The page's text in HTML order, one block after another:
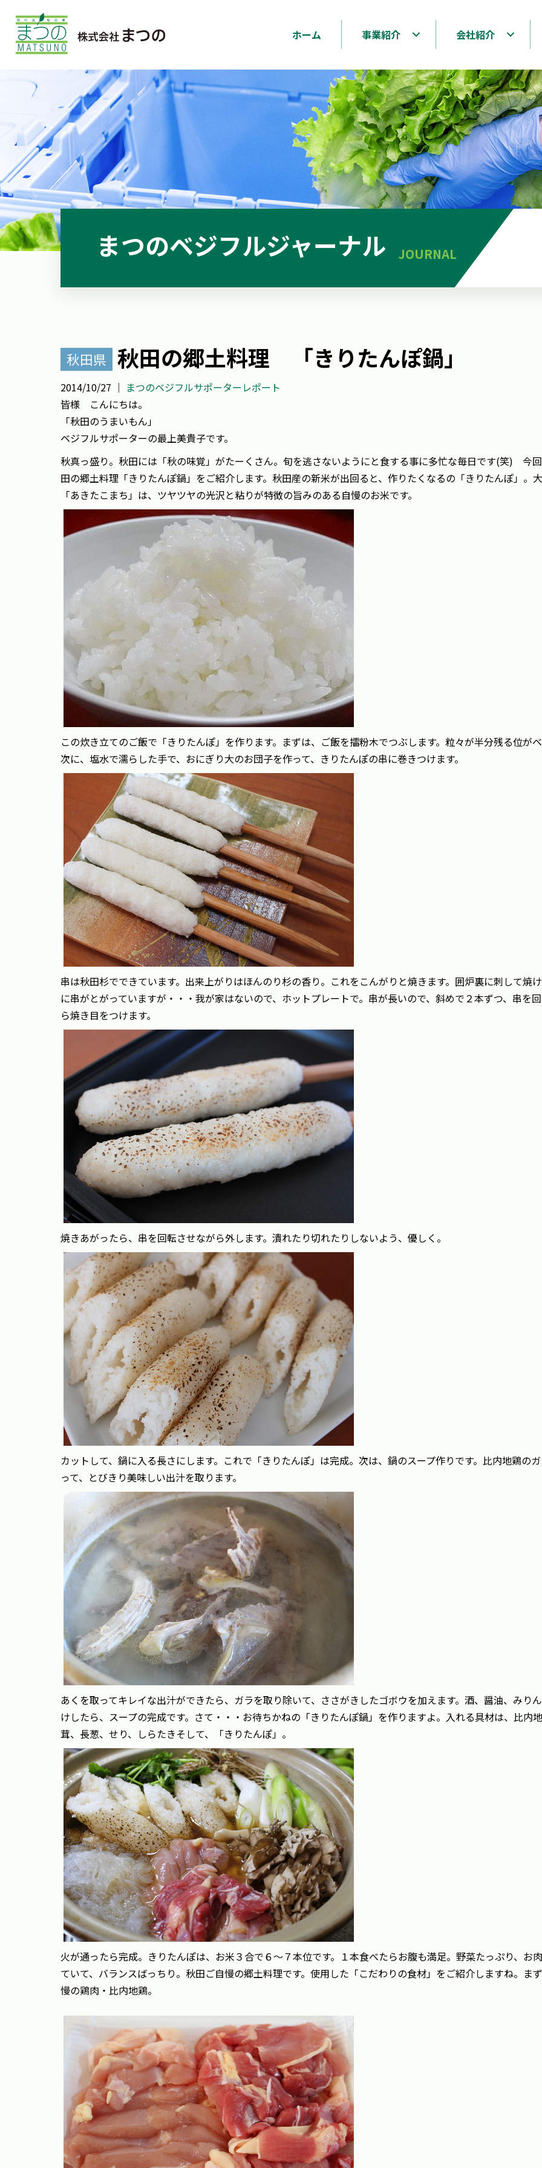
ホーム 事業紹介 会社紹介
まつのベジフルジャーナル JOURNAL
秋田県 秋田の郷土料理 「きりたんぽ鍋」
2014/10/27 ｜ まつのベジフルサポーターレポート
皆様 こんにちは。
「秋田のうまいもん」
ベジフルサポーターの最上美貴子です。
秋真っ盛り。秋田には「秋の味覚」がたーくさん。旬を逃さないようにと食する事に多忙な毎日です(笑) 今
田の郷土料理「きりたんぽ鍋」をご紹介します。秋田産の新米が出回ると、作りたくなるの「きりたんぽ」。
「あきたこまち」は、ツヤツヤの光沢と粘りが特徴の旨みのある自慢のお米です。
この炊き立てのご飯で「きりたんぽ」を作ります。まずは、ご飯を擂粉木でつぶします。粒々が半分残る位が
次に、塩水で濡らした手で、おにぎり大のお団子を作って、きりたんぽの串に巻きつけます。
串は秋田杉でできています。出来上がりはほんのり杉の香り。これをこんがりと焼きます。囲炉裏に刺して焼
に串がとがっていますが・・・我が家はないので、ホットプレートで。串が長いので、斜めで２本ずつ、串を
ら焼き目をつけます。
焼きあがったら、串を回転させながら外します。潰れたり切れたりしないよう、優しく。
カットして、鍋に入る長さにします。これで「きりたんぽ」は完成。次は、鍋のスープ作りです。比内地鶏の
って、とびきり美味しい出汁を取ります。
あくを取ってキレイな出汁ができたら、ガラを取り除いて、ささがきしたゴボウを加えます。酒、醤油、みり
けしたら、スープの完成です。さて・・・お待ちかねの「きりたんぽ鍋」を作りますよ。入れる具材は、比内
茸、長葱、せり、しらたきそして、「きりたんぽ」。
火が通ったら完成。きりたんぽは、お米３合で６～７本位です。１本食べたらお腹も満足。野菜たっぷり、お
ていて、バランスばっちり。秋田ご自慢の郷土料理です。使用した「こだわりの食材」をご紹介しますね。ま
慢の鶏肉・ 比内地鶏。